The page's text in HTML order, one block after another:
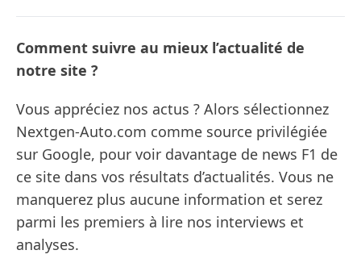
Comment suivre au mieux l’actualité de
notre site ?
Vous appréciez nos actus ? Alors sélectionnez
Nextgen-Auto.com comme source privilégiée
sur Google, pour voir davantage de news F1 de
ce site dans vos résultats d’actualités. Vous ne
manquerez plus aucune information et serez
parmi les premiers à lire nos interviews et
analyses.